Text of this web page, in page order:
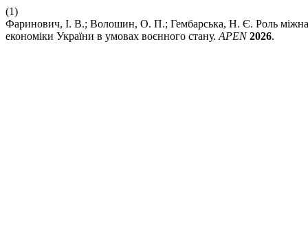
(1)
Фаринович, І. В.; Волошин, О. П.; Гембарська, Н. Є. Роль
економіки України в умовах воєнного стану. APEN 2026.